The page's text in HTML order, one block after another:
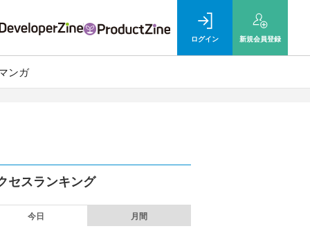
ログイン 新規会員登録
ンガ
セスランキング
今日 月間